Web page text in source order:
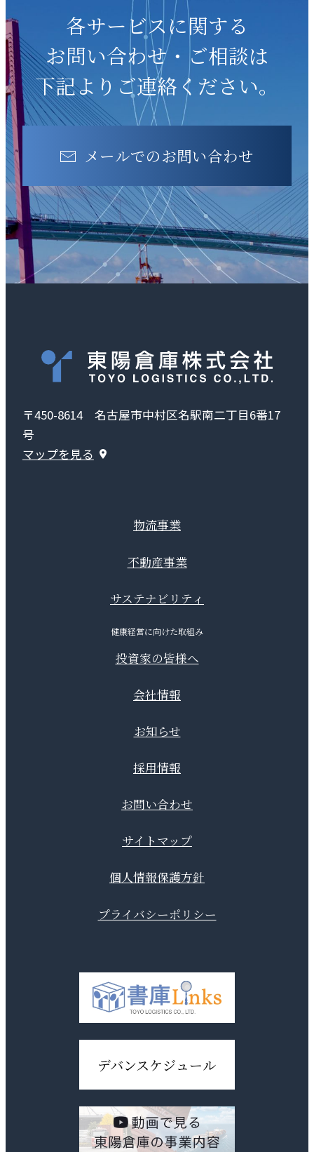
各サービスに関する
お問い合わせ・ご相談は
下記よりご連絡ください。
メールでのお問い合わせ
〒450-8614 名古屋市中村区名駅南二丁目6番17
号
マップを見る
物流事業
不動産事業
サステナビリティ
健康経営に向けた取組み
投資家の皆様へ
会社情報
お知らせ
採用情報
お問い合わせ
サイトマップ
個人情報保護方針
プライバシーポリシー
デバンスケジュール